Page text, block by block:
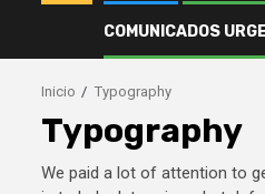
COMUNICADOS
Inicio Typography
Typography
We paid a lot of attention to